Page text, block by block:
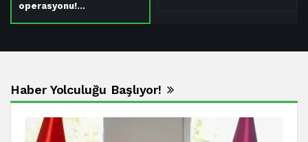
operasyonu!…
Haber Yolculuğu Başlıyor!